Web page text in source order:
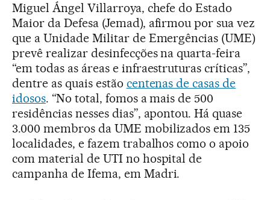
Miguel Ángel Villarroya, chefe do Estado
Maior da Defesa (Jemad), afirmou por sua vez
que a Unidade Militar de Emergências (UME)
prevê realizar desinfecções na quarta-feira
“em todas as áreas e infraestruturas críticas”,
dentre as quais estão centenas de casas de
idosos. “No total, fomos a mais de 500
residências nesses dias”, apontou. Há quase
3.000 membros da UME mobilizados em 135
localidades, e fazem trabalhos como o apoio
com material de UTI no hospital de
campanha de Ifema, em Madri.